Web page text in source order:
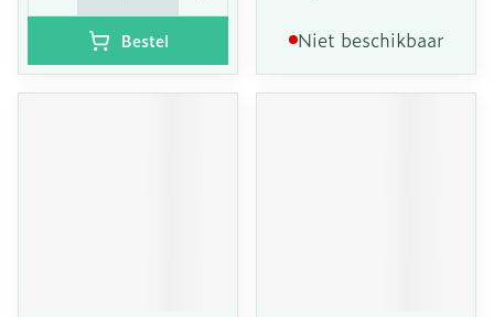
Bestel Niet beschikbaar